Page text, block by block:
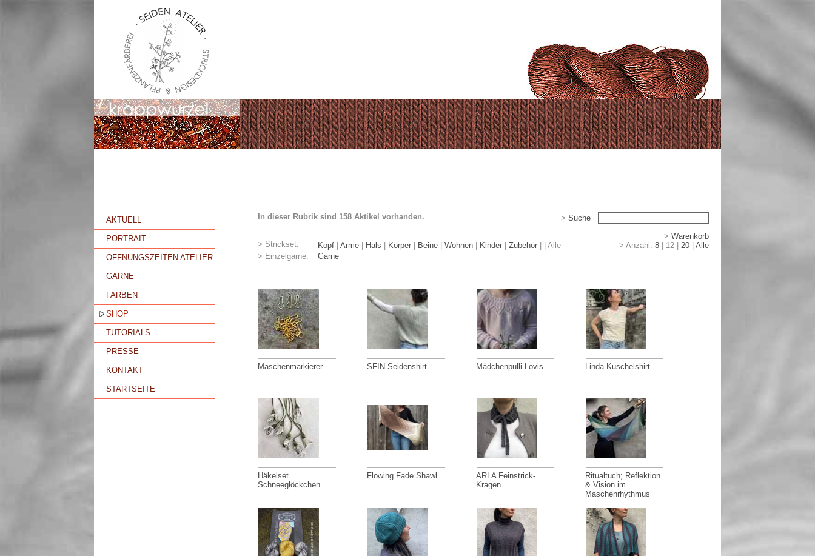
AKTUELL
PORTRAIT
ÖFFNUNGSZEITEN ATELIER
GARNE
FARBEN
SHOP
TUTORIALS
PRESSE
KONTAKT
STARTSEITE
In dieser Rubrik sind 158 Aktikel vorhanden.
> Strickset: Kopf Arme Hals Körper Beine Wohnen Kinder Zubehör
Alle
> Einzelgarne:
Garne
> Suche
> Warenkorb
> Anzahl: 8 12 20 Alle
Maschenmarkierer SFIN Seidenshirt Mädchenpulli Lovis Linda Kuschelshirt
Häkelset
Schneeglöckchen
Flowing Fade Shawl
ARLA Feinstrick-
Kragen
Ritualtuch; Reflektion
& Vision im
Maschenrhythmus